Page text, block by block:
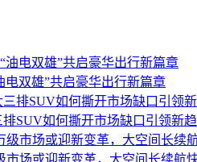
双雄”共启豪华出行新篇章
SUV如何撕开市场缺口引领新趋
市场或迎新变革，大空间长续航